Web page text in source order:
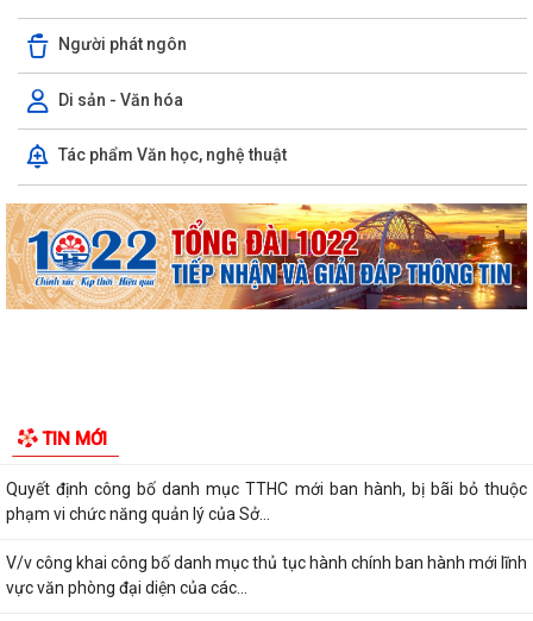
Người phát ngôn
Di sản - Văn hóa
Tác phẩm Văn học, nghệ thuật
TIN MỚI
Thông báo công khai tình hình thực hiện dự toán ngân sách quý II năm
2026
XÃ TIÊN LÃNG TỔ CHỨC LỄ CHÀO CỜ THÁNG 8 NĂM 2026
Lịch công tác Tuần 32 (từ 03/08/2026 đến 09/08/2026)
Khê, Tiên Tiến và Cộng Hòa
Quyết định công bố danh mục TTHC mới ban hành, bị bãi bỏ thuộc
phạm vi chức năng quản lý của Sở...
V/v công khai công bố danh mục thủ tục hành chính ban hành mới lĩnh
vực văn phòng đại diện của các...